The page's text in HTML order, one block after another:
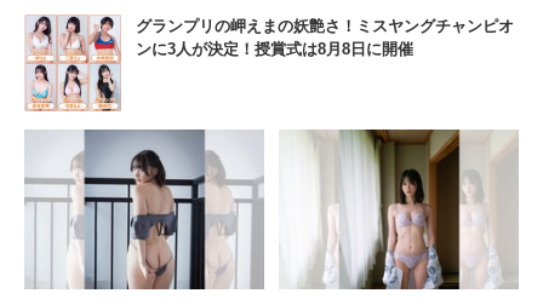
グランプリの岬えまの妖艶さ！ミスヤングチャンピオ
ンに3人が決定！授賞式は8月8日に開催